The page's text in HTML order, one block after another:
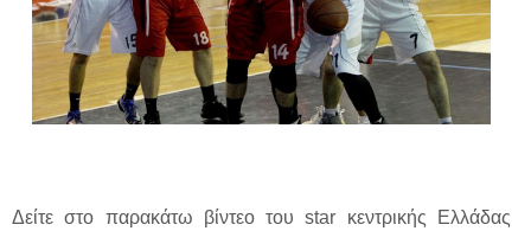
Δείτε στο παρακάτω βίντεο του star κεντρικής Ελλάδας